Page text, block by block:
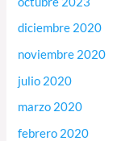
diciembre 2020
noviembre 2020
julio 2020
marzo 2020
febrero 2020